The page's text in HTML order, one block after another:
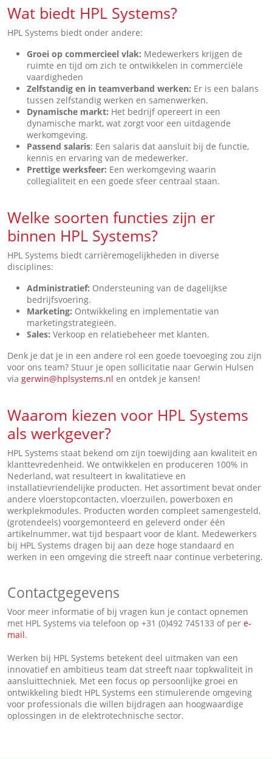
Wat biedt HPL Systems?
HPL Systems biedt onder andere:
Groei op commercieel vlak: Medewerkers krijgen de
ruimte en tijd om zich te ontwikkelen in commerciële
vaardigheden
Zelfstandig en in teamverband werken: Er is een balans
tussen zelfstandig werken en samenwerken.
Dynamische markt: Het bedrijf opereert in een
dynamische markt, wat zorgt voor een uitdagende
werkomgeving.
Passend salaris: Een salaris dat aansluit bij de functie,
kennis en ervaring van de medewerker.
Prettige werksfeer: Een werkomgeving waarin
collegialiteit en een goede sfeer centraal staan.
Welke soorten functies zijn er
binnen HPL Systems?
HPL Systems biedt carrièremogelijkheden in diverse
disciplines:
Administratief: Ondersteuning van de dagelijkse
bedrijfsvoering.
Marketing: Ontwikkeling en implementatie van
marketingstrategieën.
Sales: Verkoop en relatiebeheer met klanten.
Denk je dat je in een andere rol een goede toevoeging zou zijn
voor ons team? Stuur je open sollicitatie naar Gerwin Hulsen
via gerwin@hplsystems.nl en ontdek je kansen!
Waarom kiezen voor HPL Systems
als werkgever?
HPL Systems staat bekend om zijn toewijding aan kwaliteit en
klanttevredenheid. We ontwikkelen en produceren 100% in
Nederland, wat resulteert in kwalitatieve en
installatievriendelijke producten. Het assortiment bevat onder
andere vloerstopcontacten, vloerzuilen, powerboxen en
werkplekmodules. Producten worden compleet samengesteld,
(grotendeels) voorgemonteerd en geleverd onder één
artikelnummer, wat tijd bespaart voor de klant. Medewerkers
bij HPL Systems dragen bij aan deze hoge standaard en
werken in een omgeving die streeft naar continue verbetering.
Contactgegevens
Voor meer informatie of bij vragen kun je contact opnemen
met HPL Systems via telefoon op +31 (0)492 745133 of per e-
mail.
Werken bij HPL Systems betekent deel uitmaken van een
innovatief en ambitieus team dat streeft naar topkwaliteit in
aansluittechniek. Met een focus op persoonlijke groei en
ontwikkeling biedt HPL Systems een stimulerende omgeving
voor professionals die willen bijdragen aan hoogwaardige
oplossingen in de elektrotechnische sector.